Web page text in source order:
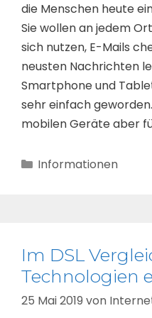
die Menschen heute
Sie wollen an jedem
sich nutzen, E-Mails
neusten Nachrichten
Smartphone und
sehr einfach
mobilen Geräte aber
Kategorien
Informationen
Im DSL
Technologien
25 Mai 2019 von